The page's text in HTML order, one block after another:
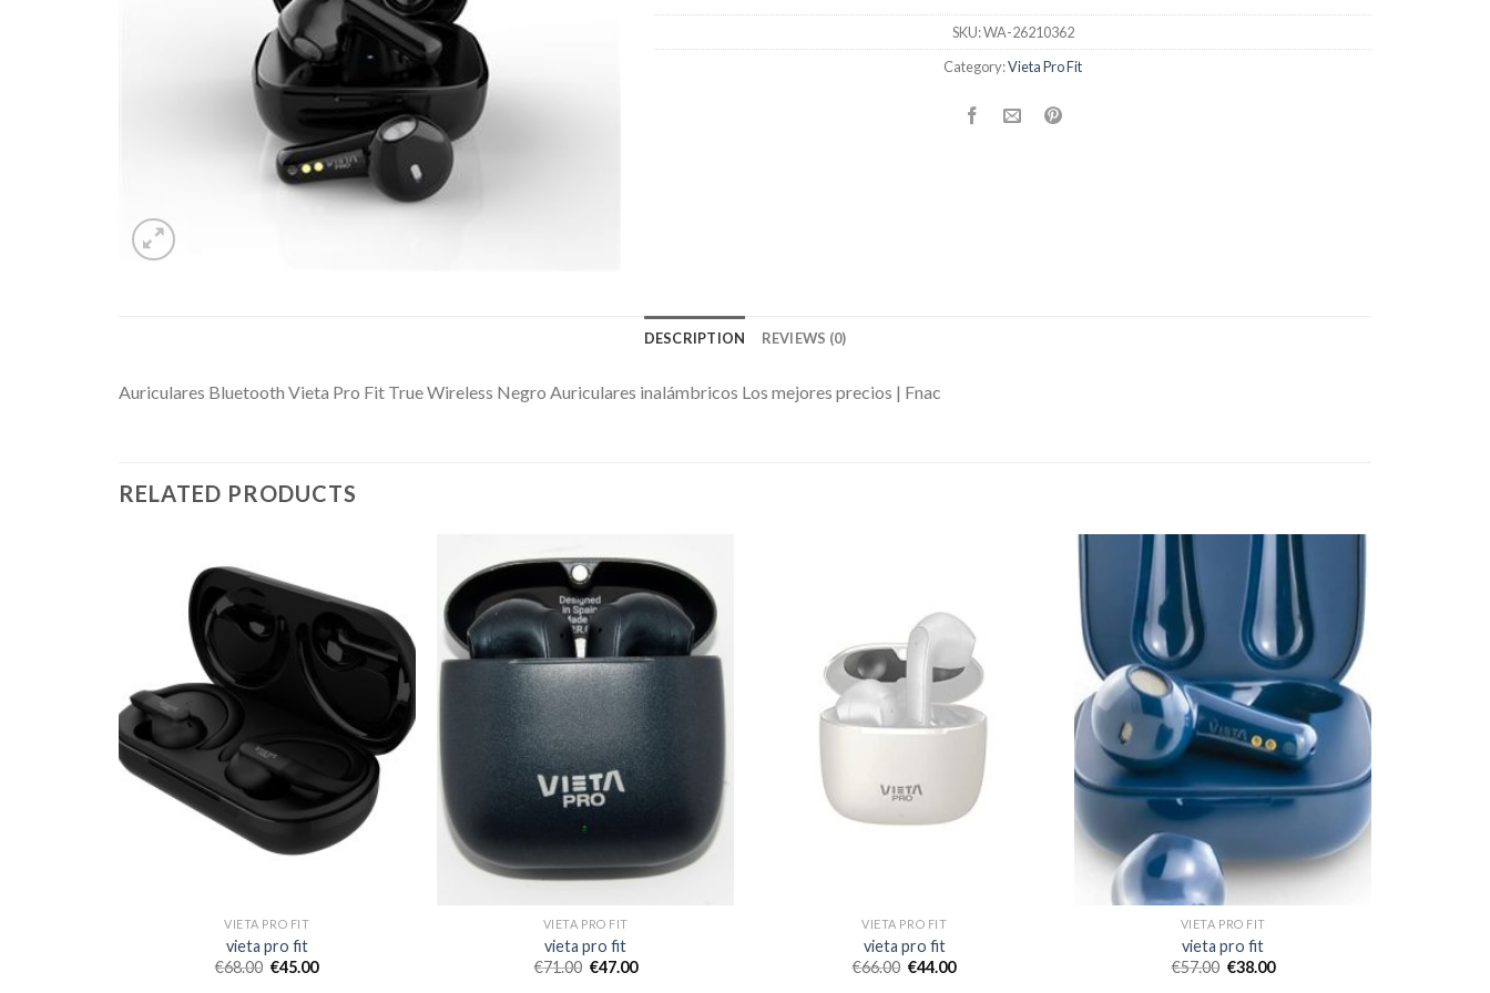
SKU:WA-26210362
Category:Vieta Pro Fit
DESCRIPTION REVIEWS (0)
Auriculares Bluetooth Vieta Pro Fit True Wireless Negro Auriculares inalámbricos Los mejores precios | Fnac
RELATED PRODUCTS
VIETA PRO FIT
vieta pro fit
€68.00 €45.00
VIETA PRO FIT
vieta pro fit
€71.00 €47.00
VIETA PRO FIT
vieta pro fit
€66.00 €44.00
VIETA PRO FIT
vieta pro fit
€57.00 €38.00